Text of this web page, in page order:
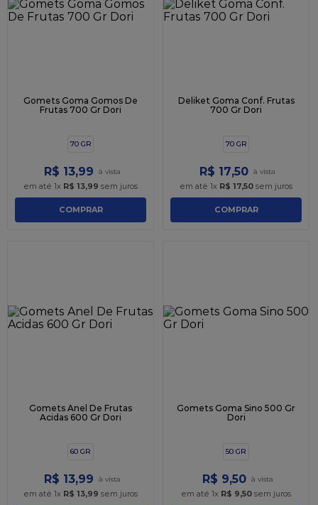
Gomets Goma Gomos De
Frutas 700 Gr Dori
70 GR
R$ 13,99
em até 1x R$ 13,99 sem juros
COMPRAR
Deliket Goma Conf. Frutas
700 Gr Dori
70 GR
R$ 17,50
em até 1x R$ 17,50 sem juros
COMPRAR
Gomets Anel De Frutas
Acidas 600 Gr Dori
60 GR
R$ 13,99
em até 1x R$ 13,99 sem juros
Gomets Goma Sino 500 Gr
Dori
50 GR
R$ 9,50
em até 1x R$ 9,50 sem juros